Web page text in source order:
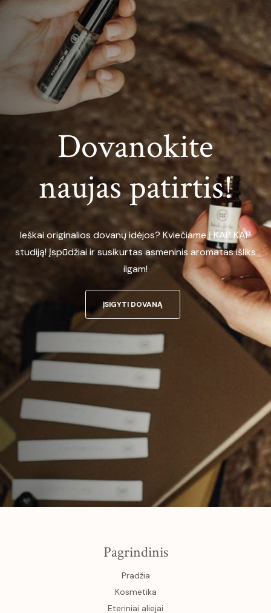
Dovanokite
naujas patirtis!
Ieškai originalios dovanų idėjos? Kviečiame į KAP KAP
studiją! Įspūdžiai ir susikurtas asmeninis aromatas išliks
ilgam!
ĮSIGYTI DOVANĄ
Pagrindinis
Pradžia
Kosmetika
Eteriniai aliejai